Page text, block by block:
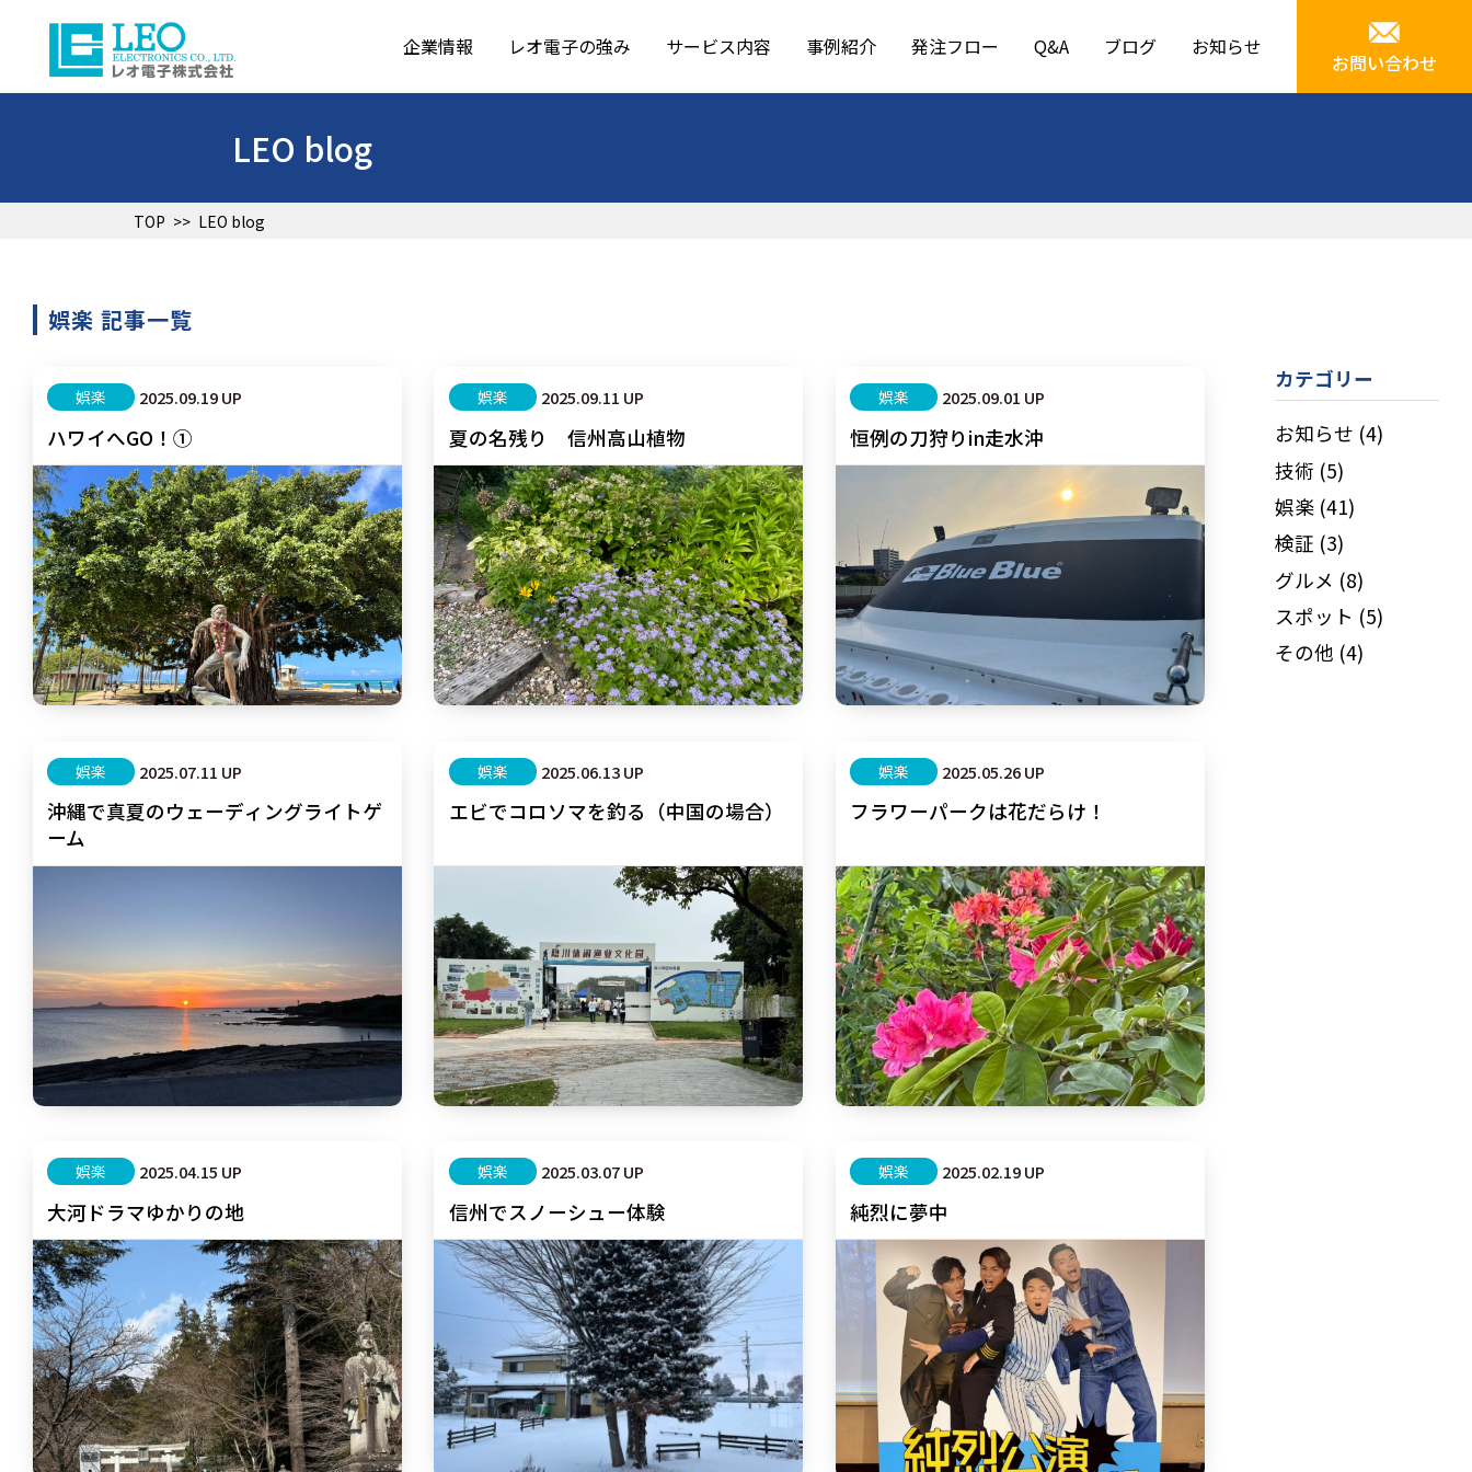
企業情報 レオ電子の強み サービス内容 事例紹介 発注フロー Q&A ブログ お知らせ
お問い合わせ
LEO blog
TOP >> LEO blog
娯楽 記事一覧
娯楽 2025.09.19 UP
ハワイへGO！①
娯楽 2025.09.11 UP
夏の名残り 信州高山植物
娯楽 2025.09.01 UP
恒例の刀狩りin走水沖
娯楽 2025.07.11 UP
沖縄で真夏のウェーディングライトゲ
ーム
娯楽 2025.06.13 UP
エビでコロソマを釣る（中国の場合）
娯楽 2025.05.26 UP
フラワーパークは花だらけ！
娯楽 2025.04.15 UP
大河ドラマゆかりの地
娯楽 2025.03.07 UP
信州でスノーシュー体験
娯楽 2025.02.19 UP
純烈に夢中
カテゴリー
お知らせ (4)
技術 (5)
娯楽 (41)
検証 (3)
グルメ (8)
スポット (5)
その他 (4)